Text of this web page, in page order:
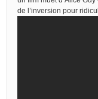
de l’inversion pour